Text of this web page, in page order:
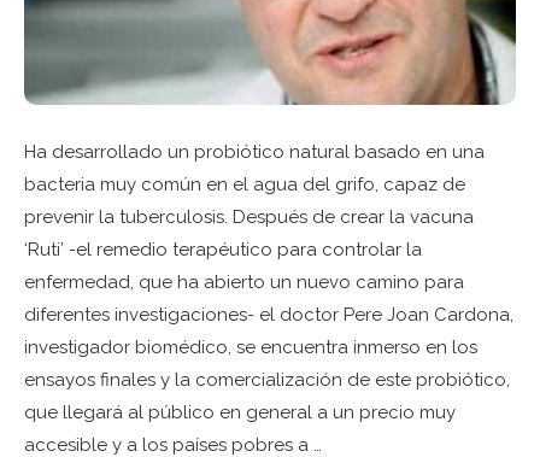
Ha desarrollado un probiótico natural basado en una
bacteria muy común en el agua del grifo, capaz de
prevenir la tuberculosis. Después de crear la vacuna
‘Ruti’ -el remedio terapéutico para controlar la
enfermedad, que ha abierto un nuevo camino para
diferentes investigaciones- el doctor Pere Joan Cardona,
investigador biomédico, se encuentra inmerso en los
ensayos finales y la comercialización de este probiótico,
que llegará al público en general a un precio muy
accesible y a los países pobres a …